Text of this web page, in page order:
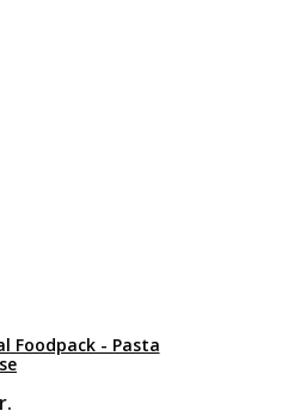
Foodpack - Pasta